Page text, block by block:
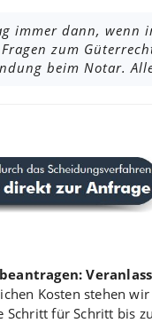
immer dann, wenn
zum
beim Notar.
Kosten stehen
Schritt für Schritt bis